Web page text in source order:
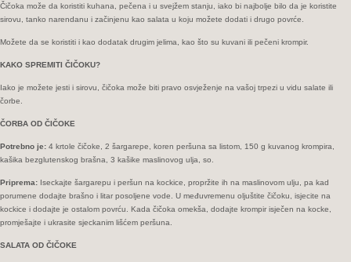
Čičoka može da koristiti kuhana, pečena i u svejžem stanju, iako bi najbolje bilo da je koristite
sirovu, tanko narendanu i začinjenu kao salata u koju možete dodati i drugo povrće.
Možete da se koristiti i kao dodatak drugim jelima, kao što su kuvani ili pečeni krompir.
KAKO SPREMITI ČIČOKU?
Iako je možete jesti i sirovu, čičoka može biti pravo osvježenje na vašoj trpezi u vidu salate ili
čorbe.
ČORBA OD ČIČOKE
Potrebno je: 4 krtole čičoke, 2 šargarepe, koren peršuna sa listom, 150 g kuvanog krompira,
kašika bezglutenskog brašna, 3 kašike maslinovog ulja, so.
Priprema: Iseckajte šargarepu i peršun na kockice, propržite ih na maslinovom ulju, pa kad
porumene dodajte brašno i litar posoljene vode. U međuvremenu oljuštite čičoku, isjecite na
kockice i dodajte je ostalom povrću. Kada čičoka omekša, dodajte krompir isječen na kocke,
promješajte i ukrasite sjeckanim lišćem peršuna.
SALATA OD ČIČOKE